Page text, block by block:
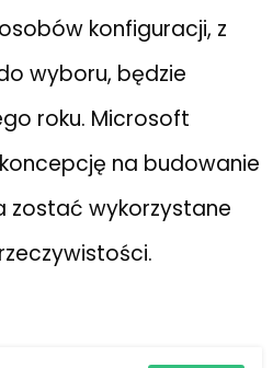
konfiguracji, z
wyboru, będzie
roku. Microsoft
na budowanie
zostać wykorzystane